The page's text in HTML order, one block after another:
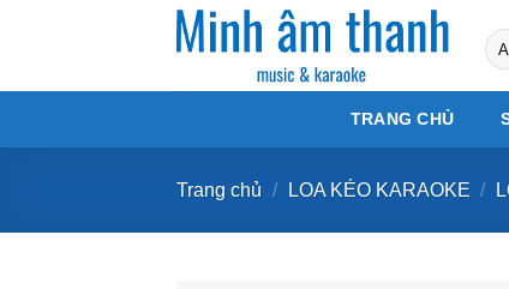
TRANG CHỦ
Trang chủ / LOA KÉO KARAOKE /